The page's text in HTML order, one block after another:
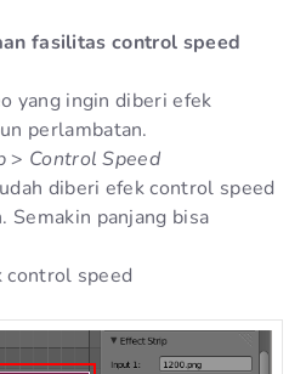
fasilitas control speed
yang ingin diberi efek
perlambatan.
> Control Speed
diberi efek control speed
Semakin panjang bisa
speed